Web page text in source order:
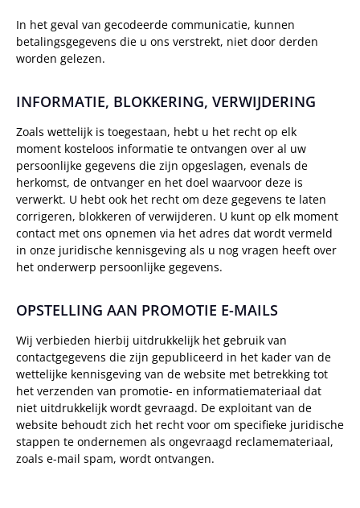
In het geval van gecodeerde communicatie, kunnen
betalingsgegevens die u ons verstrekt, niet door derden
worden gelezen.
INFORMATIE, BLOKKERING, VERWIJDERING
Zoals wettelijk is toegestaan, hebt u het recht op elk
moment kosteloos informatie te ontvangen over al uw
persoonlijke gegevens die zijn opgeslagen, evenals de
herkomst, de ontvanger en het doel waarvoor deze is
verwerkt. U hebt ook het recht om deze gegevens te laten
corrigeren, blokkeren of verwijderen. U kunt op elk moment
contact met ons opnemen via het adres dat wordt vermeld
in onze juridische kennisgeving als u nog vragen heeft over
het onderwerp persoonlijke gegevens.
OPSTELLING AAN PROMOTIE E-MAILS
Wij verbieden hierbij uitdrukkelijk het gebruik van
contactgegevens die zijn gepubliceerd in het kader van de
wettelijke kennisgeving van de website met betrekking tot
het verzenden van promotie- en informatiemateriaal dat
niet uitdrukkelijk wordt gevraagd. De exploitant van de
website behoudt zich het recht voor om specifieke juridische
stappen te ondernemen als ongevraagd reclamemateriaal,
zoals e-mail spam, wordt ontvangen.